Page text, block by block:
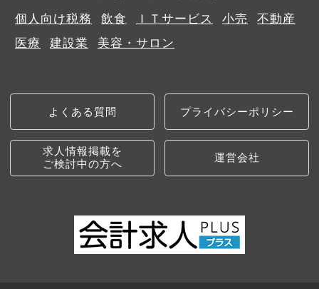
個人向け税務
飲食 ＩＴサービス 小売
不動産
医療
建設業 美容・サロン
よくある質問 プライバシーポリシー
求人情報掲載を
ご検討中の方へ
運営会社